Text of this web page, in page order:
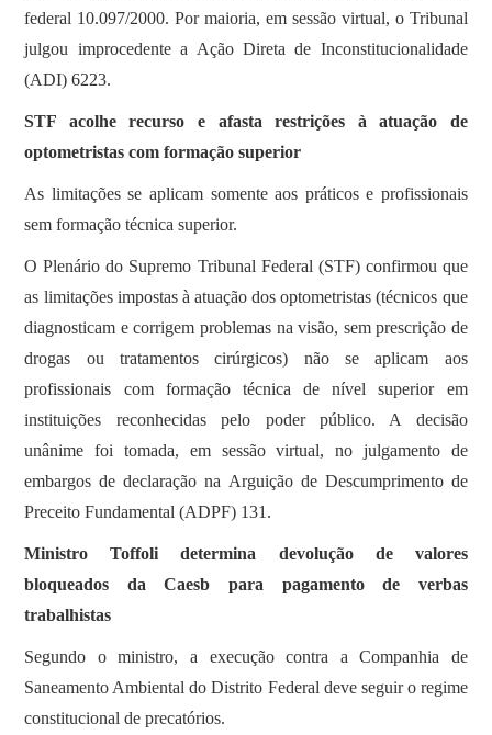
federal 10.097/2000. Por maioria, em sessão virtual, o Tribunal
julgou improcedente a Ação Direta de Inconstitucionalidade
(ADI) 6223.
STF acolhe recurso e afasta restrições à atuação de
optometristas com formação superior
As limitações se aplicam somente aos práticos e profissionais
sem formação técnica superior.
O Plenário do Supremo Tribunal Federal (STF) confirmou que
as limitações impostas à atuação dos optometristas (técnicos que
diagnosticam e corrigem problemas na visão, sem prescrição de
drogas ou tratamentos cirúrgicos) não se aplicam aos
profissionais com formação técnica de nível superior em
instituições reconhecidas pelo poder público. A decisão
unânime foi tomada, em sessão virtual, no julgamento de
embargos de declaração na Arguição de Descumprimento de
Preceito Fundamental (ADPF) 131.
Ministro Toffoli determina devolução de valores
bloqueados da Caesb para pagamento de verbas
trabalhistas
Segundo o ministro, a execução contra a Companhia de
Saneamento Ambiental do Distrito Federal deve seguir o regime
constitucional de precatórios.